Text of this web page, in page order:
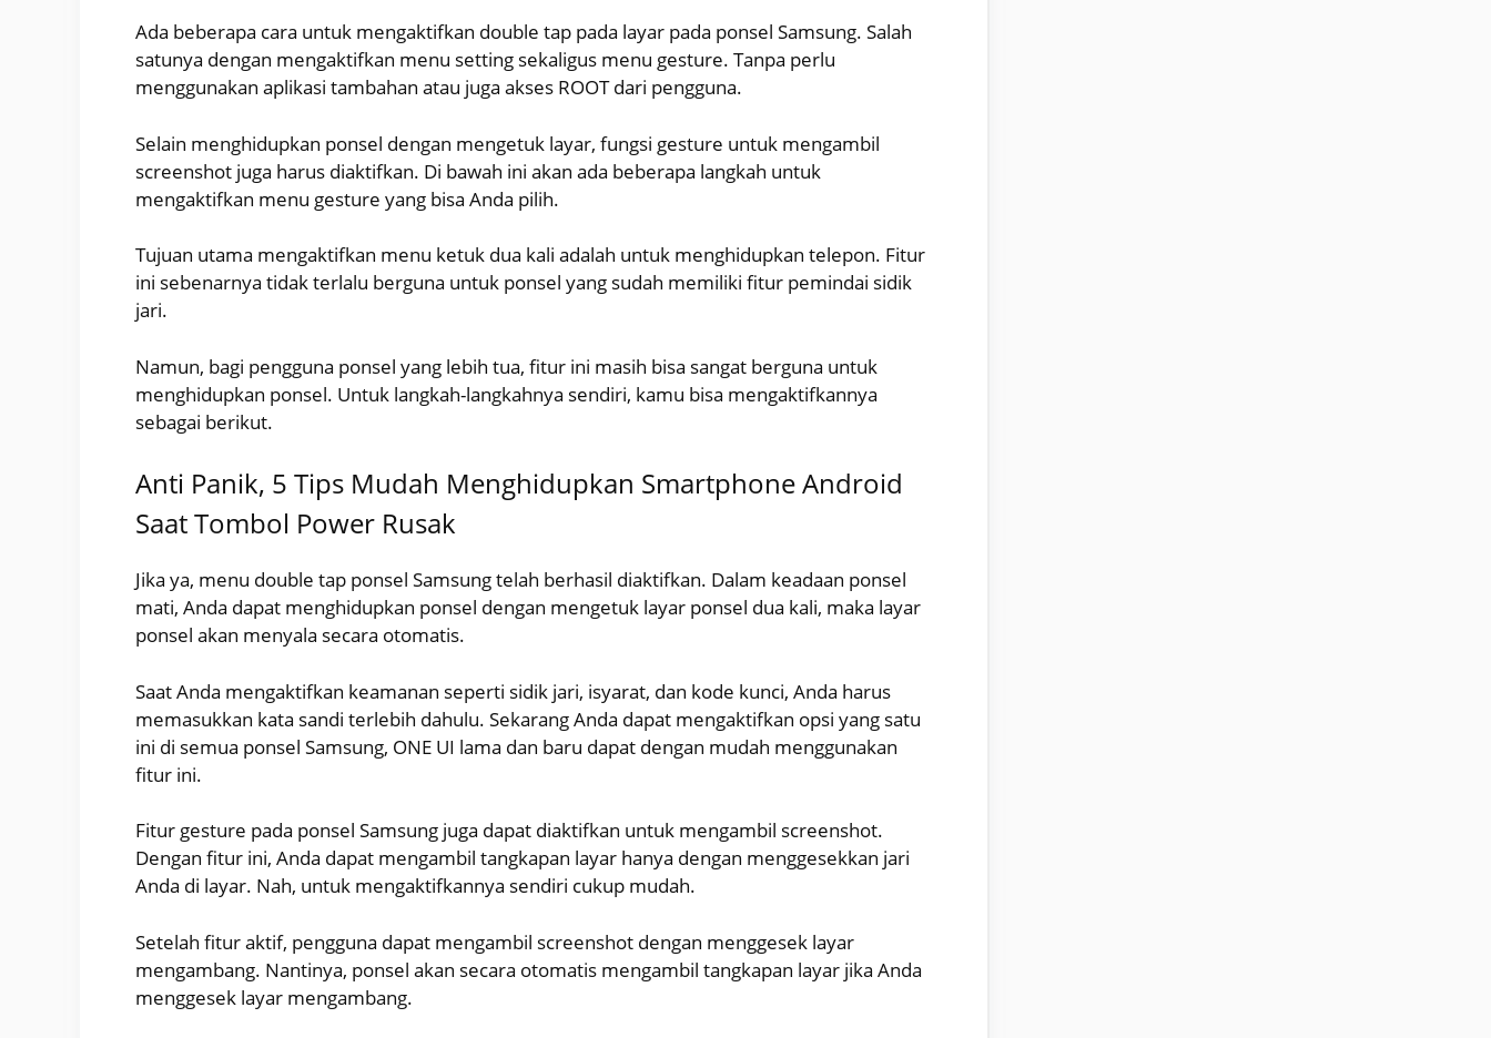
Ada beberapa cara untuk mengaktifkan double tap pada layar pada ponsel Samsung. Salah
satunya dengan mengaktifkan menu setting sekaligus menu gesture. Tanpa perlu
menggunakan aplikasi tambahan atau juga akses ROOT dari pengguna.
Selain menghidupkan ponsel dengan mengetuk layar, fungsi gesture untuk mengambil
screenshot juga harus diaktifkan. Di bawah ini akan ada beberapa langkah untuk
mengaktifkan menu gesture yang bisa Anda pilih.
Tujuan utama mengaktifkan menu ketuk dua kali adalah untuk menghidupkan telepon. Fitur
ini sebenarnya tidak terlalu berguna untuk ponsel yang sudah memiliki fitur pemindai sidik
jari.
Namun, bagi pengguna ponsel yang lebih tua, fitur ini masih bisa sangat berguna untuk
menghidupkan ponsel. Untuk langkah-langkahnya sendiri, kamu bisa mengaktifkannya
sebagai berikut.
Anti Panik, 5 Tips Mudah Menghidupkan Smartphone Android
Saat Tombol Power Rusak
Jika ya, menu double tap ponsel Samsung telah berhasil diaktifkan. Dalam keadaan ponsel
mati, Anda dapat menghidupkan ponsel dengan mengetuk layar ponsel dua kali, maka layar
ponsel akan menyala secara otomatis.
Saat Anda mengaktifkan keamanan seperti sidik jari, isyarat, dan kode kunci, Anda harus
memasukkan kata sandi terlebih dahulu. Sekarang Anda dapat mengaktifkan opsi yang satu
ini di semua ponsel Samsung, ONE UI lama dan baru dapat dengan mudah menggunakan
fitur ini.
Fitur gesture pada ponsel Samsung juga dapat diaktifkan untuk mengambil screenshot.
Dengan fitur ini, Anda dapat mengambil tangkapan layar hanya dengan menggesekkan jari
Anda di layar. Nah, untuk mengaktifkannya sendiri cukup mudah.
Setelah fitur aktif, pengguna dapat mengambil screenshot dengan menggesek layar
mengambang. Nantinya, ponsel akan secara otomatis mengambil tangkapan layar jika Anda
menggesek layar mengambang.